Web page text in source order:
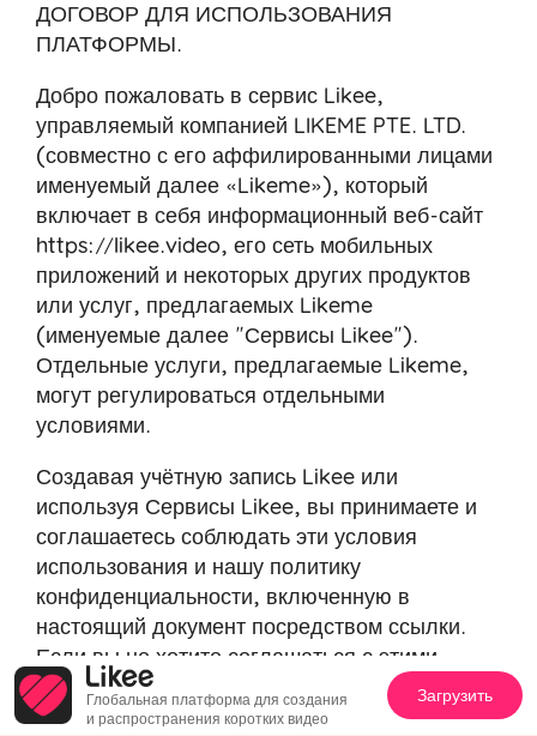
ДОГОВОР ДЛЯ ИСПОЛЬЗОВАНИЯ
ПЛАТФОРМЫ.
Добро пожаловать в сервис Likee,
управляемый компанией LIKEME PTE. LTD.
(совместно с его аффилированными лицами
именуемый далее «Likeme»), который
включает в себя информационный веб-сайт
https://likee.video, его сеть мобильных
приложений и некоторых других продуктов
или услуг, предлагаемых Likeme
(именуемые далее "Сервисы Likee").
Отдельные услуги, предлагаемые Likeme,
могут регулироваться отдельными
условиями.
Создавая учётную запись Likee или
используя Сервисы Likee, вы принимаете и
соглашаетесь соблюдать эти условия
использования и нашу политику
конфиденциальности, включенную в
настоящий документ посредством ссылки.
Если вы не хотите соглашаться с этими
условиями использования или
Политикой
конфиденциальности, вы не должны
Глобальная платформа для создания
и распространения коротких видео
Загрузить